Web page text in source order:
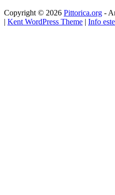
Copyright © 2026 Pittorica.org -
| Kent WordPress Theme | Info